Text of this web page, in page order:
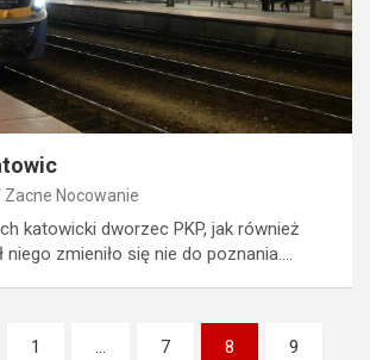
Zacne Nocowanie
katowicki dworzec PKP, jak również
niego zmieniło się nie do poznania.…
1 … 7 8 9